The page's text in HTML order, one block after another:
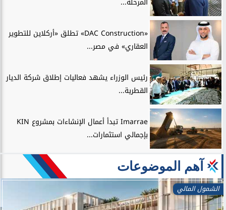
«DAC Construction» تطلق «أركلاين للتطوير
العقاري» في مصر...
رئيس الوزراء يشهد فعاليات إطلاق شركة الديار
القطرية...
Imarrae تبدأ أعمال الإنشاءات بمشروع KIN
بإجمالي استثمارات...
آهم الموضوعات
الشمول المالي